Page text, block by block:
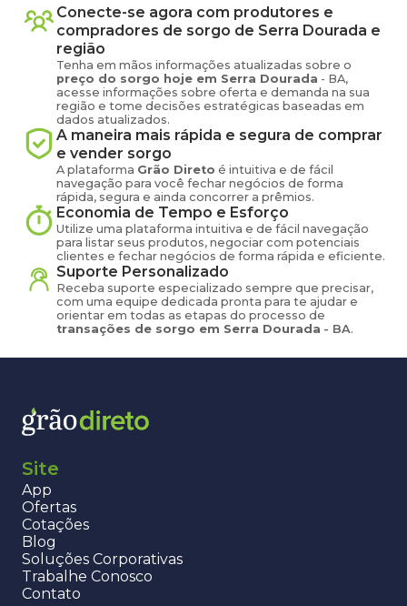
Conecte-se agora com produtores e
compradores de sorgo de Serra Dourada e
região
Tenha em mãos informações atualizadas sobre o
preço do sorgo hoje em Serra Dourada - BA,
acesse informações sobre oferta e demanda na sua
região e tome decisões estratégicas baseadas em
dados atualizados.
A maneira mais rápida e segura de comprar
e vender sorgo
A plataforma Grão Direto é intuitiva e de fácil
navegação para você fechar negócios de forma
rápida, segura e ainda concorrer a prêmios.
Economia de Tempo e Esforço
Utilize uma plataforma intuitiva e de fácil navegação
para listar seus produtos, negociar com potenciais
clientes e fechar negócios de forma rápida e eficiente.
Suporte Personalizado
Receba suporte especializado sempre que precisar,
com uma equipe dedicada pronta para te ajudar e
orientar em todas as etapas do processo de
transações de sorgo em Serra Dourada - BA.
Site
App
Ofertas
Cotações
Blog
Soluções Corporativas
Trabalhe Conosco
Contato